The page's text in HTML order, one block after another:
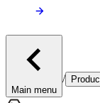
Main menu
/